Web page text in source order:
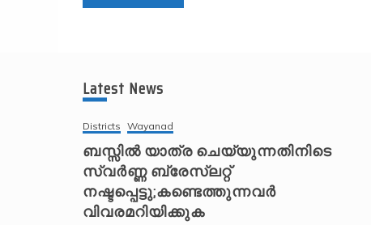
t
e
r
n
a
t
i
Latest News
Districts Wayanad
ബസ്സിൽ യാത്ര ചെയ്യുന്നതിനിടെ
സ്വർണ്ണ ബ്രേസ്‌ലറ്റ്
നഷ്ടപ്പെട്ടു;കണ്ടെത്തുന്നവർ
വിവരമറിയിക്കുക